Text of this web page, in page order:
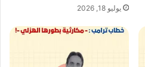
يوليو 18, 2026